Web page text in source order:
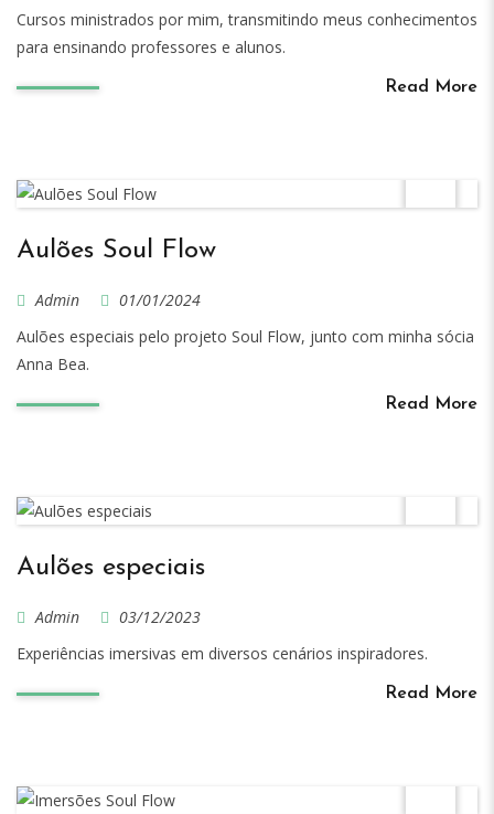
Cursos ministrados por mim, transmitindo meus conhecimentos
para ensinando professores e alunos.
Read More
Aulões Soul Flow
Admin
01/01/2024
Aulões especiais pelo projeto Soul Flow, junto com minha sócia
Anna Bea.
Read More
Aulões especiais
Admin
03/12/2023
Experiências imersivas em diversos cenários inspiradores.
Read More